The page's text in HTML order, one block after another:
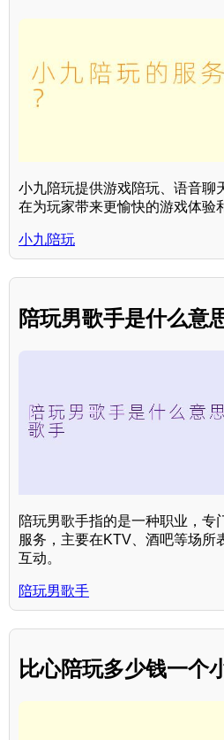
小九陪玩提供游戏陪玩、语音聊
在为玩家带来更愉快的游戏体验
小九陪玩
陪玩男歌手是什么意
陪玩男歌手指的是一种职业，专
服务，主要在KTV、酒吧等场所
互动。
陪玩男歌手
比心陪玩多少钱一个